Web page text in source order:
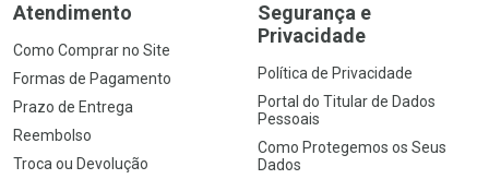
Atendimento
Como Comprar no Site
Formas de Pagamento
Prazo de Entrega
Reembolso
Troca ou Devolução
Segurança e
Privacidade
Política de Privacidade
Portal do Titular de Dados
Pessoais
Como Protegemos os Seus
Dados